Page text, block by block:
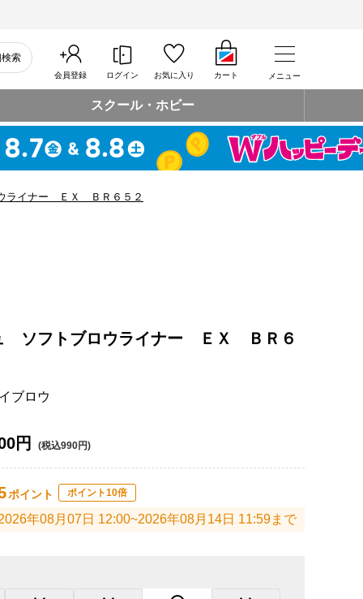
索
会員登録 ログイン お気に入り カート メニュー
スクール・ホビー
ライナー ＥＸ ＢＲ６５２
ソフトブロウライナー ＥＸ ＢＲ６
ブロウ
円 (税込990円)
ポイント ポイント10倍
年08月07日 12:00~2026年08月14日 11:59まで